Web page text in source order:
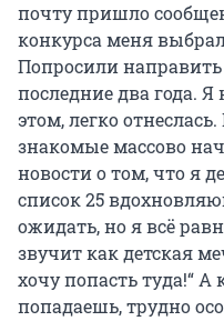
почту пришло
конкурса меня
Попросили
последние два года.
этом, легко
знакомые массово
новости о том, что я
список 25
ожидать, но я всё
звучит как детская
хочу попасть туда!“ А
попадаешь, трудно